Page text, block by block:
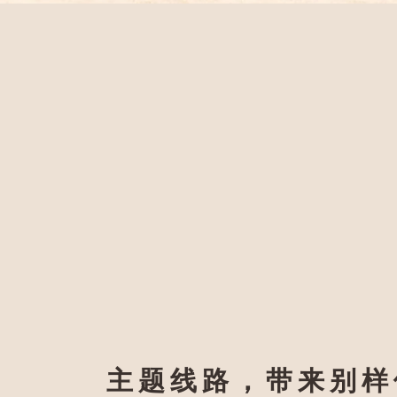
主题线路，带来别